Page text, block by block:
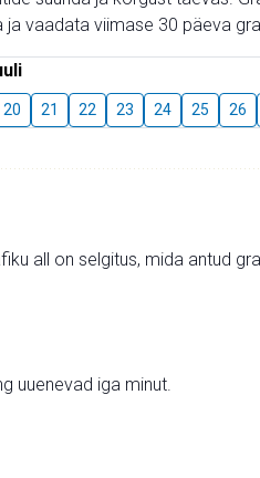
vaadata viimase 30 päeva
20 21 22 23 24 25 26
all on selgitus, mida antud
uuenevad iga minut.